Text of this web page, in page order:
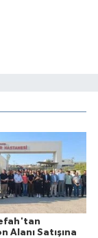
Alanı Satışına